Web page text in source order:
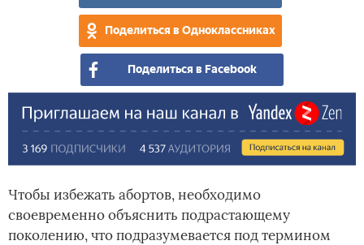
Поделиться в Одноклассниках
Поделиться в Facebook
Чтобы избежать абортов, необходимо
своевременно объяснить подрастающему
поколению, что подразумевается под термином